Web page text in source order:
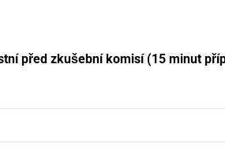
před zkušební komisí (15 minut